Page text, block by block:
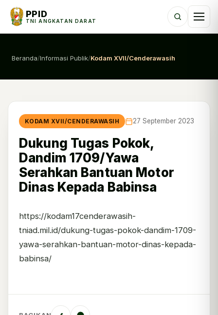
PPID
TNI ANGKATAN DARAT
Beranda/Informasi Publik/Kodam XVII/Cenderawasih
KODAM XVII/CENDERAWASIH 27 September 2023
Dukung Tugas Pokok,
Dandim 1709/Yawa
Serahkan Bantuan Motor
Dinas Kepada Babinsa
https://kodam17cenderawasih-
tniad.mil.id/dukung-tugas-pokok-dandim-1709-
yawa-serahkan-bantuan-motor-dinas-kepada-
babinsa/